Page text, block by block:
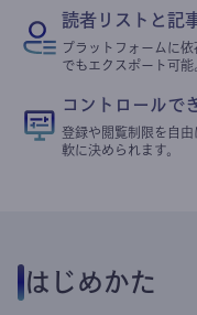
読者リストと記
プラットフォームに
でもエクスポート可能
コントロールで
登録や閲覧制限を自
軟に決められます。
はじめかた